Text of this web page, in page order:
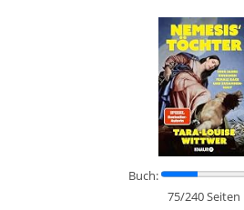
Buch:
75/240 Seiten